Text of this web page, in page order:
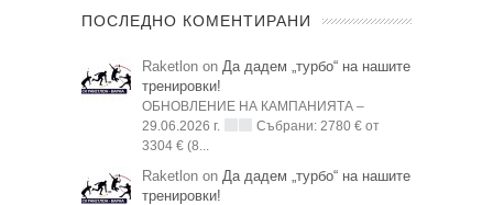
ПОСЛЕДНО КОМЕНТИРАНИ
Raketlon on Да дадем „турбо“ на нашите
тренировки!
ОБНОВЛЕНИЕ НА КАМПАНИЯТА –
29.06.2026 г.
Събрани: 2780 € от
3304 € (8...
Raketlon on Да дадем „турбо“ на нашите
тренировки!